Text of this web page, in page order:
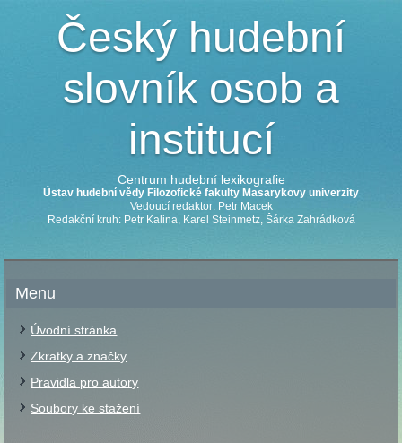
Český hudební
slovník osob a
institucí
Centrum hudební lexikografie
Ústav hudební vědy Filozofické fakulty Masarykovy univerzity
Vedoucí redaktor: Petr Macek
Redakční kruh: Petr Kalina, Karel Steinmetz, Šárka Zahrádková
Menu
Úvodní stránka
Zkratky a značky
Pravidla pro autory
Soubory ke stažení